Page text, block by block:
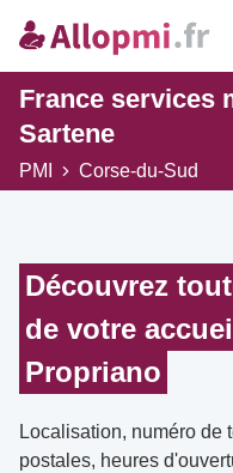
France services
Sartene
PMI Corse-du-Sud
Découvrez
de votre
Propriano
Localisation, numéro de
postales, heures